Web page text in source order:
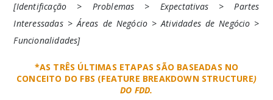
[Identificação > Problemas > Expectativas > Partes
Interessadas > Áreas de Negócio > Atividades de Negócio >
Funcionalidades]
*AS TRÊS ÚLTIMAS ETAPAS SÃO BASEADAS NO
CONCEITO DO FBS (FEATURE BREAKDOWN STRUCTURE)
DO FDD.